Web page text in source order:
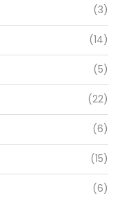
(3)
(14)
(5)
(22)
(6)
(15)
(6)